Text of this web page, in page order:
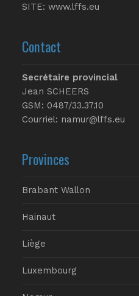
SITE: www.lffs.eu
Contact
Secrétaire provincial
Jean SCHEERS
GSM: 0487/33.37.10
Courriel: namur@lffs.eu
Provinces
Brabant Wallon
Hainaut
Liège
Luxembourg